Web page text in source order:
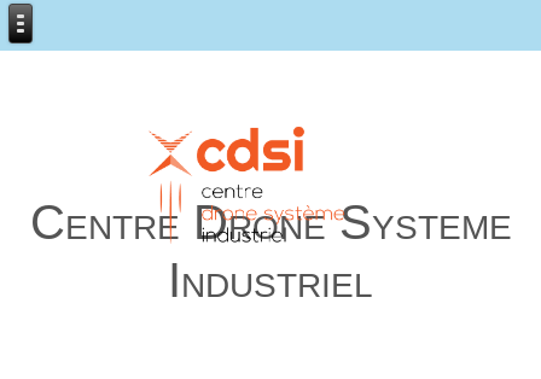
Centre Drone Systeme
Industriel